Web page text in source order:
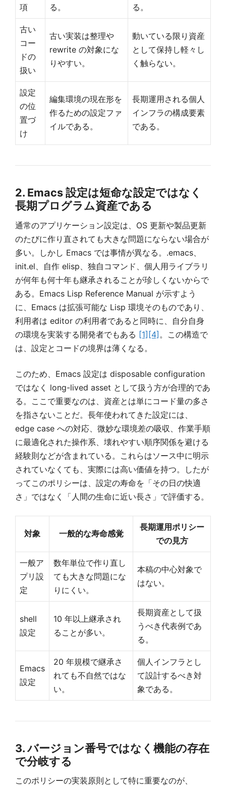
項
る。
る。
古い
コー
ドの
扱い
古い実装は整理や
rewrite の対象にな
りやすい。
動いている限り資産
として保持し軽々し
く触らない。
設定
の位
置づ
け
編集環境の現在形を
作るための設定ファ
イルである。
長期運用される個人
インフラの構成要素
である。
2. Emacs 設定は短命な設定ではなく
長期プログラム資産である
通常のアプリケーション設定は、OS 更新や製品更新
のたびに作り直されても大きな問題にならない場合が
多い。しかし Emacs では事情が異なる。.emacs、
init.el、自作 elisp、独自コマンド、個人用ライブラリ
が何年も何十年も継承されることが珍しくないからで
ある。Emacs Lisp Reference Manual が示すよう
に、Emacs は拡張可能な Lisp 環境そのものであり、
利用者は editor の利用者であると同時に、自分自身
の環境を実装する開発者でもある [1][4] 。この構造で
は、設定とコードの境界は薄くなる。
このため、Emacs 設定は disposable configuration
ではなく long-lived asset として扱う方が合理的であ
る。ここで重要なのは、資産とは単にコード量の多さ
を指さないことだ。長年使われてきた設定には、
edge case への対応、微妙な環境差の吸収、作業手順
に最適化された操作系、壊れやすい順序関係を避ける
経験則などが含まれている。これらはソース中に明示
されていなくても、実際には高い価値を持つ。したが
ってこのポリシーは、設定の寿命を「その日の快適
さ」ではなく「人間の生命に近い長さ」で評価する。
対象 一般的な寿命感覚
長期運用ポリシー
での見方
一般ア
プリ設
定
数年単位で作り直し
ても大きな問題にな
りにくい。
本稿の中心対象で
はない。
shell
設定
10 年以上継承され
ることが多い。
長期資産として扱
うべき代表例であ
る。
Emacs
設定
20 年規模で継承さ
れても不自然ではな
い。
個人インフラとし
て設計するべき対
象である。
3. バージョン番号ではなく機能の存在
で分岐する
このポリシーの実装原則として特に重要なのが、